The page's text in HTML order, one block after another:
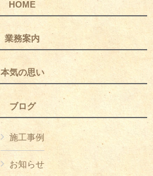
HOME
業務案内
本気の思い
ブログ
施工事例
お知らせ